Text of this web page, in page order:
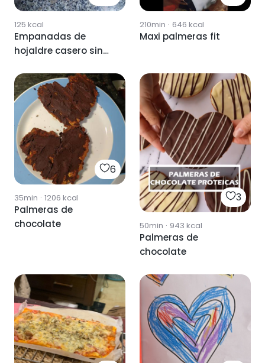
125 kcal
Empanadas de
hojaldre casero sin
210min · 646 kcal
Maxi palmeras fit
6
35min · 1206 kcal
Palmeras de
chocolate
3
50min · 943 kcal
Palmeras de
chocolate